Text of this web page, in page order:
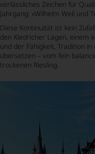
verlässliches Zeichen für
Jahrgang: «Wilhelm Weil und
Diese Kontinuität ist kein
den Kiedricher Lagen, einem
und der Fähigkeit, Tradition
übersetzen – vom fein
trockenen Riesling.